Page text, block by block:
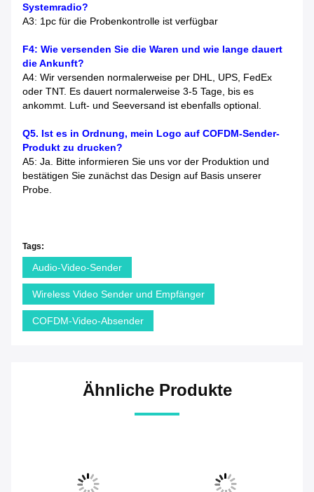
Systemradio?
A3: 1pc für die Probenkontrolle ist verfügbar
F4: Wie versenden Sie die Waren und wie lange dauert
die Ankunft?
A4: Wir versenden normalerweise per DHL, UPS, FedEx
oder TNT. Es dauert normalerweise 3-5 Tage, bis es
ankommt. Luft- und Seeversand ist ebenfalls optional.
Q5. Ist es in Ordnung, mein Logo auf COFDM-Sender-
Produkt zu drucken?
A5: Ja. Bitte informieren Sie uns vor der Produktion und
bestätigen Sie zunächst das Design auf Basis unserer
Probe.
Tags:
Audio-Video-Sender
Wireless Video Sender und Empfänger
COFDM-Video-Absender
Ähnliche Produkte